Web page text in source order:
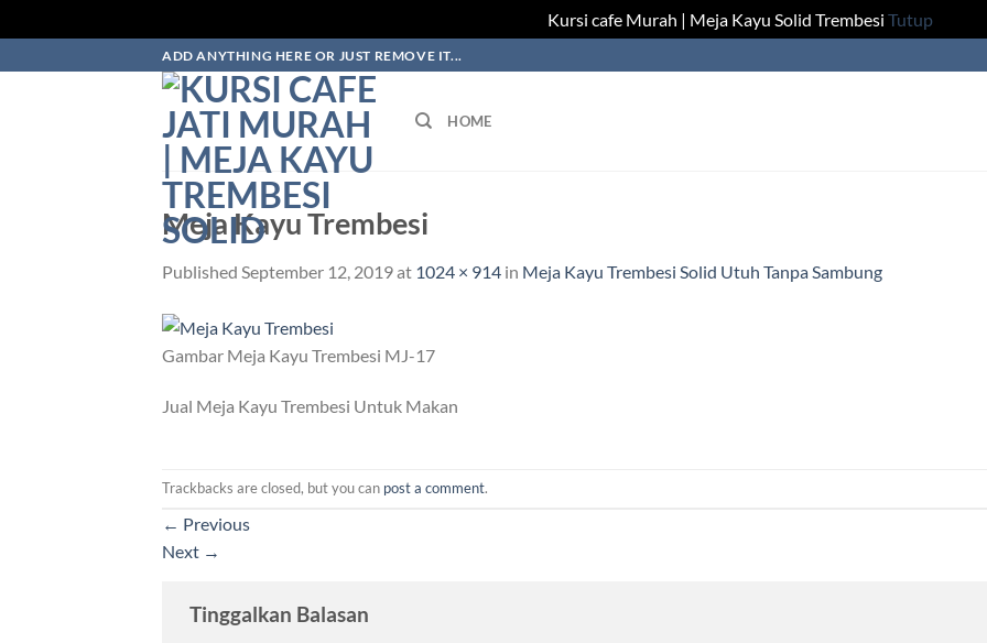
Kursi cafe Murah | Meja Kayu Solid Trembesi Tutup
to
ADD ANYTHING HERE OR JUST REMOVE IT...
HOME
Meja Kayu Trembesi
Published September 12, 2019at 1024 × 914 in Meja Kayu Trembesi Solid Utuh Tanpa Sambung
Gambar Meja Kayu Trembesi MJ-17
Jual Meja Kayu Trembesi Untuk Makan
Trackbacks are closed, but you can post a comment.
← Previous
Next →
Tinggalkan Balasan